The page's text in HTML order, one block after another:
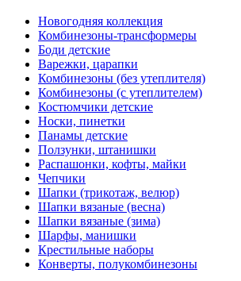
Новогодняя коллекция
Комбинезоны-трансформеры
Боди детские
Варежки, царапки
Комбинезоны (без утеплителя)
Комбинезоны (с утеплителем)
Костюмчики детские
Носки, пинетки
Панамы детские
Ползунки, штанишки
Распашонки, кофты, майки
Чепчики
Шапки (трикотаж, велюр)
Шапки вязаные (весна)
Шапки вязаные (зима)
Шарфы, манишки
Крестильные наборы
Конверты, полукомбинезоны